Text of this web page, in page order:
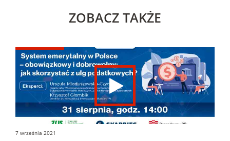
ZOBACZ TAKŻE
7 września 2021